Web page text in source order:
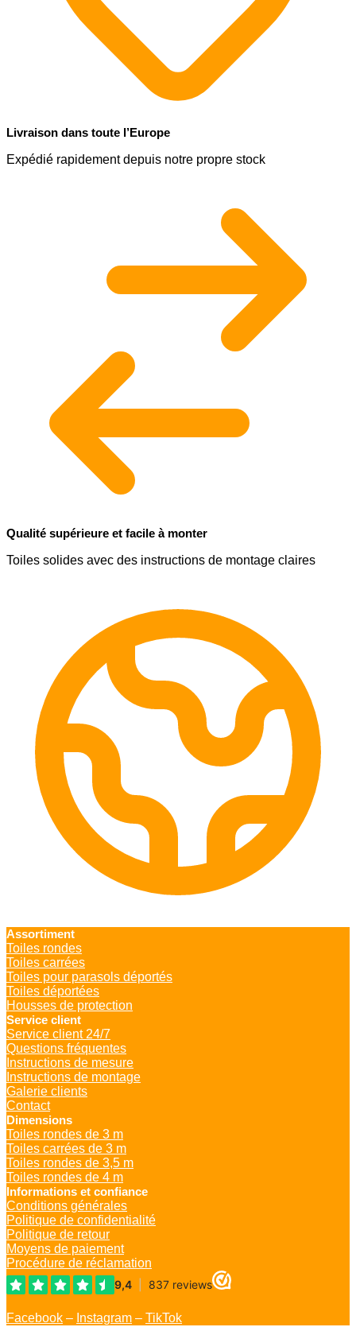
Livraison dans toute l’Europe
Expédié rapidement depuis notre propre stock
Qualité supérieure et facile à monter
Toiles solides avec des instructions de montage claires
Assortiment
Toiles rondes
Toiles carrées
Toiles pour parasols déportés
Toiles déportées
Housses de protection
Service client
Service client 24/7
Questions fréquentes
Instructions de mesure
Instructions de montage
Galerie clients
Contact
Dimensions
Toiles rondes de 3 m
Toiles carrées de 3 m
Toiles rondes de 3,5 m
Toiles rondes de 4 m
Informations et confiance
Conditions générales
Politique de confidentialité
Politique de retour
Moyens de paiement
Procédure de réclamation
Facebook – Instagram – TikTok